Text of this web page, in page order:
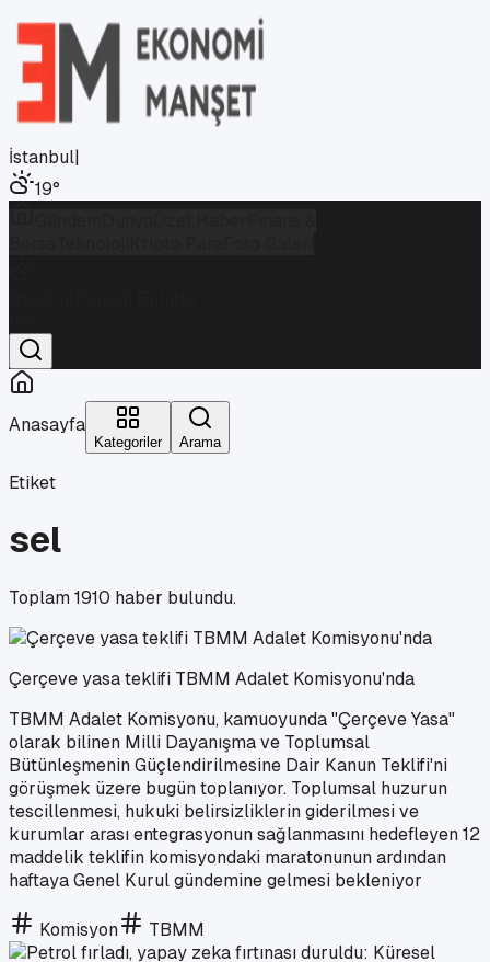
İstanbul|
19°
Anasayfa
Kategoriler Arama
Etiket
sel
Toplam1910 haber bulundu.
Çerçeve yasa teklifi TBMM Adalet Komisyonu'nda
TBMM Adalet Komisyonu, kamuoyunda "Çerçeve Yasa"
olarak bilinen Milli Dayanışma ve Toplumsal
Bütünleşmenin Güçlendirilmesine Dair Kanun Teklifi'ni
görüşmek üzere bugün toplanıyor. Toplumsal huzurun
tescillenmesi, hukuki belirsizliklerin giderilmesi ve
kurumlar arası entegrasyonun sağlanmasını hedefleyen 12
maddelik teklifin komisyondaki maratonunun ardından
haftaya Genel Kurul gündemine gelmesi bekleniyor
Komisyon TBMM